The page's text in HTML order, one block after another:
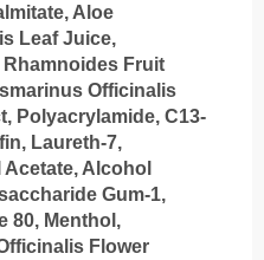
Aloe
Leaf Juice,
Rhamnoides Fruit
Officinalis
Polyacrylamide, C13-
Laureth-7,
Alcohol
Gum-1,
80, Menthol,
Flower